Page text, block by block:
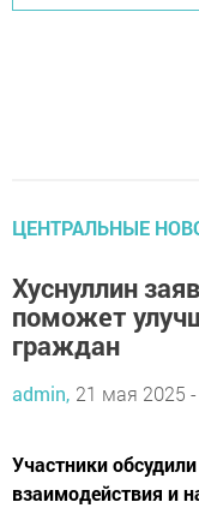
ЦЕНТРАЛЬНЫЕ
Хуснуллин
поможет
граждан
admin, 21 мая 2025
Участники
взаимодействия и